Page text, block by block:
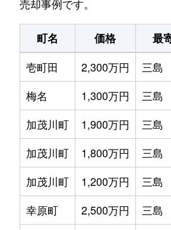
売却事例です。
町名 価格 最
壱町田
2,300万円 三島
梅名
1,300万円 三島
加茂川町
1,900万円 三島
加茂川町
1,800万円 三島
加茂川町
1,200万円 三島
幸原町
2,500万円 三島